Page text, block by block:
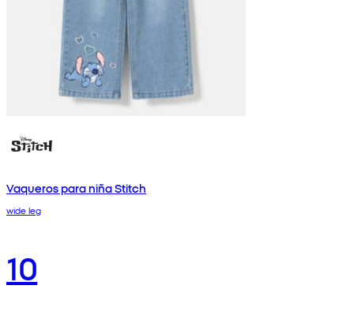
Vaqueros para niña Stitch
wide leg
10